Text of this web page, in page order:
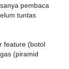
pembaca
tuntas
feature (botol
(piramid